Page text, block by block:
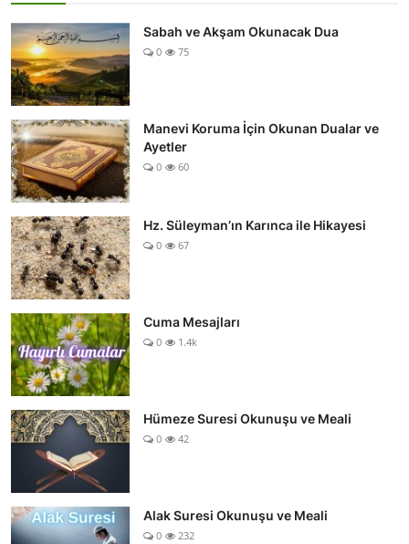
Sabah ve Akşam Okunacak Dua
0 75
Manevi Koruma İçin Okunan Dualar ve
Ayetler
0 60
Hz. Süleyman’ın Karınca ile Hikayesi
0 67
Cuma Mesajları
0 1.4k
Hümeze Suresi Okunuşu ve Meali
0 42
Alak Suresi Okunuşu ve Meali
0 232